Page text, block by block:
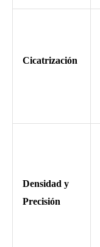
Cicatrización
Densidad y
Precisión